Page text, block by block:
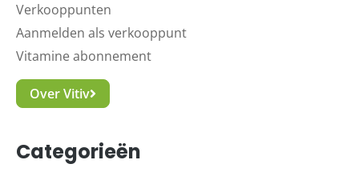
Verkooppunten
Aanmelden als verkooppunt
Vitamine abonnement
Over Vitiv
Categorieën